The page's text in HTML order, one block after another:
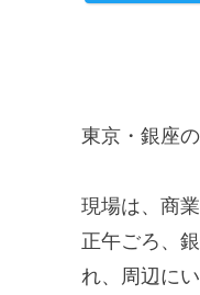
東京・銀座
現場は、商
正午ごろ、
れ、周辺に